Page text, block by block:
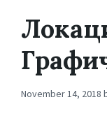
November 14, 2018